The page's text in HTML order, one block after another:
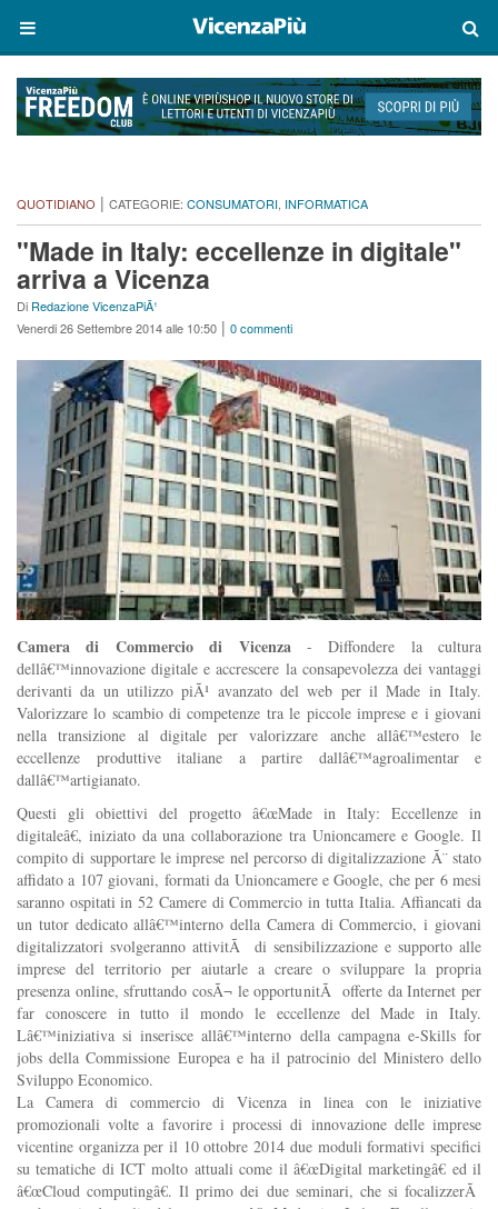
QUOTIDIANO | CATEGORIE: CONSUMATORI, INFORMATICA
"Made in Italy: eccellenze in digitale"
arriva a Vicenza
Di Redazione VicenzaPiÃ¹
Venerdi 26 Settembre 2014 alle 10:50 | 0 commenti
Camera di Commercio di Vicenza - Diffondere la cultura
dellâ€™innovazione digitale e accrescere la consapevolezza dei vantaggi
derivanti da un utilizzo piÃ¹ avanzato del web per il Made in Italy.
Valorizzare lo scambio di competenze tra le piccole imprese e i giovani
nella transizione al digitale per valorizzare anche allâ€™estero le
eccellenze produttive italiane a partire dallâ€™agroalimentar e
dallâ€™artigianato.
Questi gli obiettivi del progetto â€œMade in Italy: Eccellenze in
digitaleâ€, iniziato da una collaborazione tra Unioncamere e Google. Il
compito di supportare le imprese nel percorso di digitalizzazione Ã¨ stato
affidato a 107 giovani, formati da Unioncamere e Google, che per 6 mesi
saranno ospitati in 52 Camere di Commercio in tutta Italia. Affiancati da
un tutor dedicato allâ€™interno della Camera di Commercio, i giovani
digitalizzatori svolgeranno attivitÃ di sensibilizzazione e supporto alle
imprese del territorio per aiutarle a creare o sviluppare la propria
presenza online, sfruttando cosÃ¬ le opportunitÃ offerte da Internet per
far conoscere in tutto il mondo le eccellenze del Made in Italy.
Lâ€™iniziativa si inserisce allâ€™interno della campagna e-Skills for
jobs della Commissione Europea e ha il patrocinio del Ministero dello
Sviluppo Economico.
La Camera di commercio di Vicenza in linea con le iniziative
promozionali volte a favorire i processi di innovazione delle imprese
vicentine organizza per il 10 ottobre 2014 due moduli formativi specifici
su tematiche di ICT molto attuali come il â€œDigital marketingâ€ ed il
â€œCloud computingâ€. Il primo dei due seminari, che si focalizzerÃ